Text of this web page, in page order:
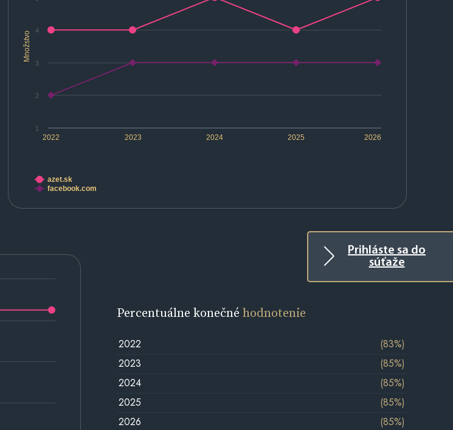
Prihláste sa do
súťaže
Množstvo
2022 2023 2024 2025 2026
1
2
3
4
azet.sk
facebook.com
Percentuálne konečnéhodnotenie
2022
(83%)
2023
(85%)
2024
(85%)
2025
(85%)
2026
(85%)